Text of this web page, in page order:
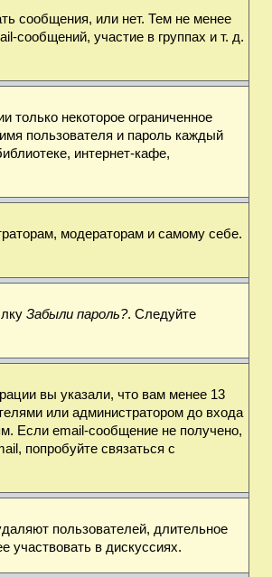
сообщения, или нет. Тем не менее
сообщений, участие в группах и т. д.
только некоторое ограниченное
пользователя и пароль каждый
интернет-кафе,
модераторам и самому себе.
Забыли пароль?. Следуйте
вы указали, что вам менее 13
или администратором до входа
Если email-сообщение не получено,
попробуйте связаться с
пользователей, длительное
участвовать в дискуссиях.